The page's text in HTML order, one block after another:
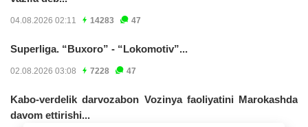
04.08.2026 02:11 14283 47
Superliga. “Buxoro” - “Lokomotiv”...
02.08.2026 03:08 7228 47
Kabo-verdelik darvozabon Vozinya faoliyatini Marokashda
davom ettirishi...